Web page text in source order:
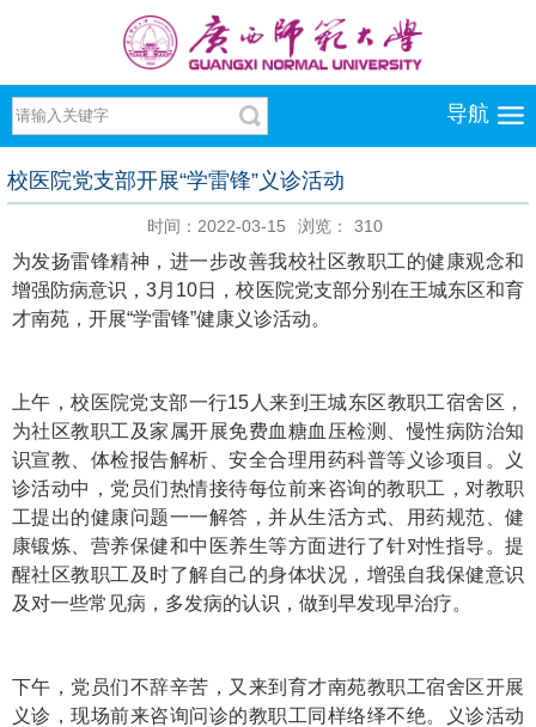
导航
校医院党支部开展“学雷锋”义诊活动
时间：2022-03-15 浏览： 310
为发扬雷锋精神，进一步改善我校社区教职工的健康观念和
增强防病意识，3月10日，校医院党支部分别在王城东区和育
才南苑，开展“学雷锋”健康义诊活动。
上午，校医院党支部一行15人来到王城东区教职工宿舍区，
为社区教职工及家属开展免费血糖血压检测、慢性病防治知
识宣教、体检报告解析、安全合理用药科普等义诊项目。义
诊活动中，党员们热情接待每位前来咨询的教职工，对教职
工提出的健康问题一一解答，并从生活方式、用药规范、健
康锻炼、营养保健和中医养生等方面进行了针对性指导。提
醒社区教职工及时了解自己的身体状况，增强自我保健意识
及对一些常见病，多发病的认识，做到早发现早治疗。
下午，党员们不辞辛苦，又来到育才南苑教职工宿舍区开展
义诊，现场前来咨询问诊的教职工同样络绎不绝。义诊活动